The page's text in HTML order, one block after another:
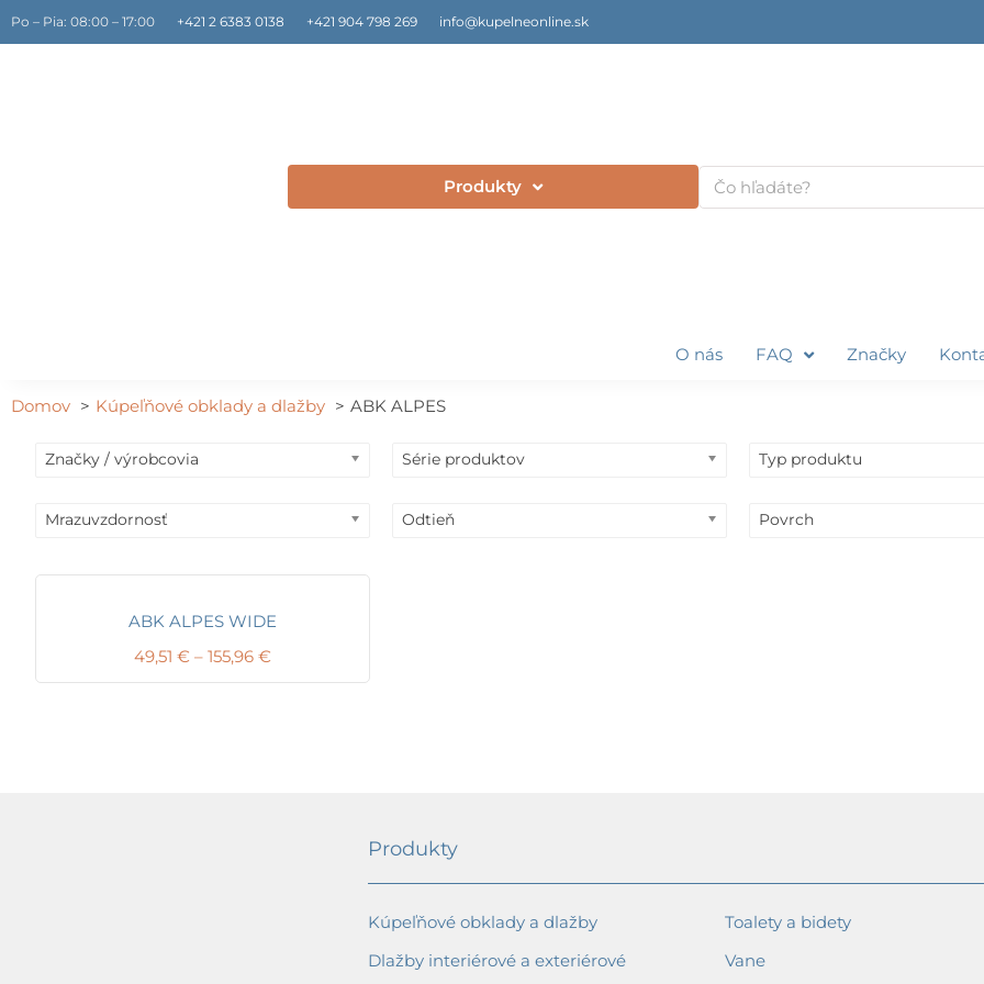
Preskočiť
na
Po – Pia: 08:00 – 17:00 +421 2 6383 0138 +421 904 798 269 info@kupelneonline.sk
Produkty Vyhľadať
O nás FAQ Značky
Domov Kúpeľňové obklady a dlažby ABK ALPES
Značky / výrobcovia Série produktov Typ produktu
Mrazuvzdornosť Odtieň Povrch
ABK ALPES WIDE
49,51 € – 155,96 €
range:
Produkty
Kúpeľňové obklady a dlažby
Dlažby interiérové a exteriérové
Toalety a bidety
Vane